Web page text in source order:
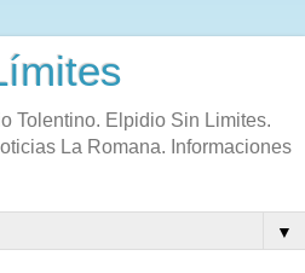
Tolentino. Elpidio Sin Limites.
La Romana. Informaciones
▼